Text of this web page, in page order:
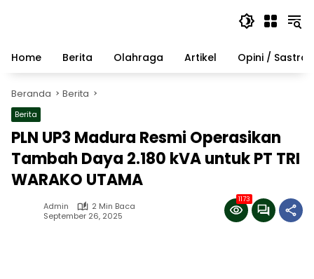
Home
Berita Olahraga Artikel Opini / Sastra
Beranda Berita
Berita
PLN UP3 Madura Resmi Operasikan
Tambah Daya 2.180 kVA untuk PT TRI
WARAKO UTAMA
Admin
2 Min Baca
September 26, 2025
1173